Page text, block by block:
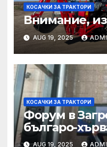
КОСАЧКИ ЗА ТРАКТОРИ
Внимание,
AUG 19, 2025
КОСАЧКИ ЗА ТРАКТОРИ
Форум в
българо-
AUG 19, 2025